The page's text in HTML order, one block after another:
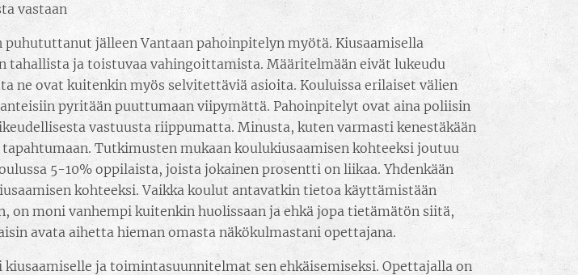
vastaan
puhututtanut jälleen Vantaan pahoinpitelyn myötä. Kiusaamisella
ja toistuvaa vahingoittamista. Määritelmään eivät lukeudu
ne ovat kuitenkin myös selvitettäviä asioita. Kouluissa erilaiset välien
pyritään puuttumaan viipymättä. Pahoinpitelyt ovat aina poliisin
vastuusta riippumatta. Minusta, kuten varmasti kenestäkään
Tutkimusten mukaan koulukiusaamisen kohteeksi joutuu
5-10% oppilaista, joista jokainen prosentti on liikaa. Yhdenkään
kohteeksi. Vaikka koulut antavatkin tietoa käyttämistään
on moni vanhempi kuitenkin huolissaan ja ehkä jopa tietämätön siitä,
avata aihetta hieman omasta näkökulmastani opettajana.
ja toimintasuunnitelmat sen ehkäisemiseksi. Opettajalla on